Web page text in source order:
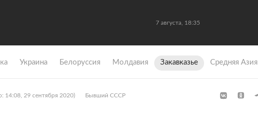
7 августа, 18:35
Украина Белоруссия Молдавия Закавказье Средняя Азия
14:08, 29 сентября 2020) Бывший СССР